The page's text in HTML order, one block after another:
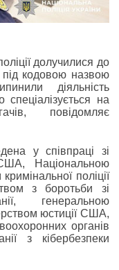
долучилися до
під кодовою назвою
діяльність
на
повідомляє
у співпраці зі
Національною
поліції
з боротьби зі
генеральною
юстиції США,
органів
з кібербезпеки